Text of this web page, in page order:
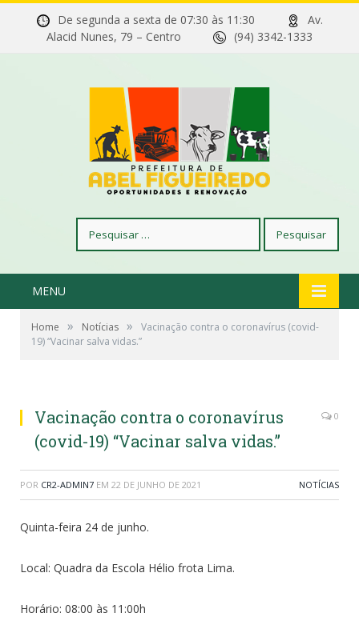
De segunda a sexta de 07:30 às 11:30
Av.
Alacid Nunes, 79 – Centro
(94) 3342-1333
por:
MENU
Home » Notícias »
Vacinação contra o coronavírus (covid-
19) “Vacinar salva vidas.”
Vacinação contra o coronavírus
(covid-19) “Vacinar salva vidas.”
0
POR CR2-ADMIN7 EM 22 DE JUNHO DE 2021 NOTÍCIAS
Quinta-feira 24 de junho.
Local: Quadra da Escola Hélio frota Lima.
Horário: 08:00 às 11:00h